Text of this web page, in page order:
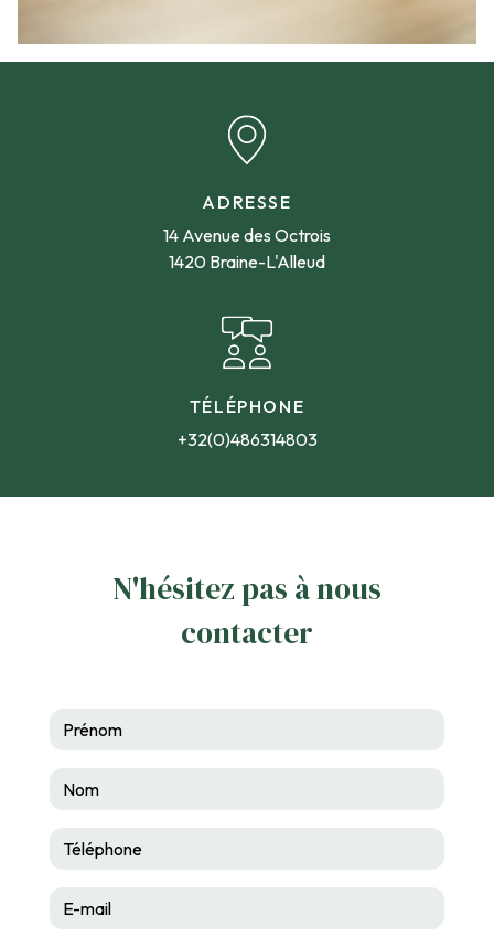
ADRESSE
14 Avenue des Octrois
1420 Braine-L'Alleud
TÉLÉPHONE
+32(0)486314803
N'hésitez pas à nous
contacter